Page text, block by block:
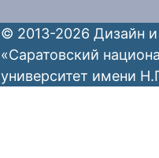
© 2013-2026 Дизайн
«Саратовский
университет имени